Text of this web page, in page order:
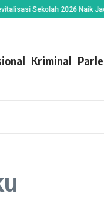
Sekolah 2026 Naik Jadi
Kriminal